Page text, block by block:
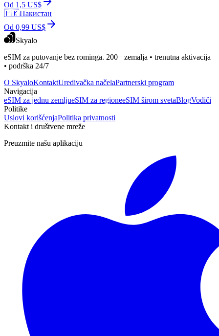
Od 1,5 US$
🇵🇰Пакистан
Od 0,99 US$
Skyalo
eSIM za putovanje bez rominga. 200+ zemalja • trenutna aktivacija
• podrška 24/7
O SkyaloKontaktUredivačka načelaPartnerski program
Navigacija
eSIM za jednu zemljueSIM za regioneeSIM širom svetaBlogVodiči
Politike
Uslovi korišćenjaPolitika privatnosti
Kontakt i društvene mreže
Preuzmite našu aplikaciju